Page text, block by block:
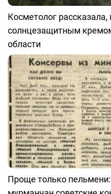
Косметолог
солнцезащитным
области
Проще только